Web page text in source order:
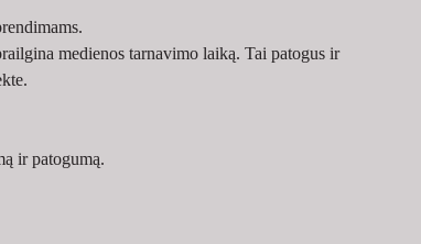
medienos tarnavimo laiką. Tai patogus ir
ir patogumą.